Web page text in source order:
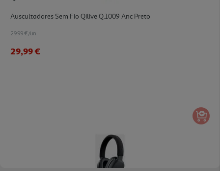
Auscultadores Sem Fio Qilive Q.1009 Anc Preto
29.99 €/un
29,99 €